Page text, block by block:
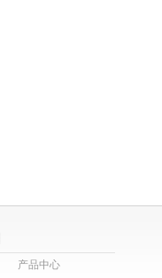
产品中心